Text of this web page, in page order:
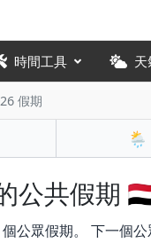
時間工具 天
假期
🌦️
公共假期
公眾假期。 下一個